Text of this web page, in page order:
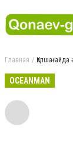
Главная
OCEANMAN